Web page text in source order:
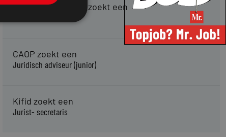
Gemeente Meppel zoekt een
CAOP zoekt een
Juridisch adviseur (junior)
Kifid zoekt een
Jurist- secretaris